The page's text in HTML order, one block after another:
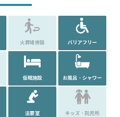
火葬場併設 バリアフリー
仮眠施設 お風呂・シャワー
法要室 キッズ・託児所